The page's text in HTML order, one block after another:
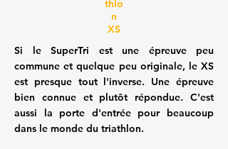
thlo
n
XS
Si le SuperTri est une épreuve peu
commune et quelque peu originale, le XS
est presque tout l'inverse. Une épreuve
bien connue et plutôt répondue. C'est
aussi la porte d'entrée pour beaucoup
dans le monde du triathlon.